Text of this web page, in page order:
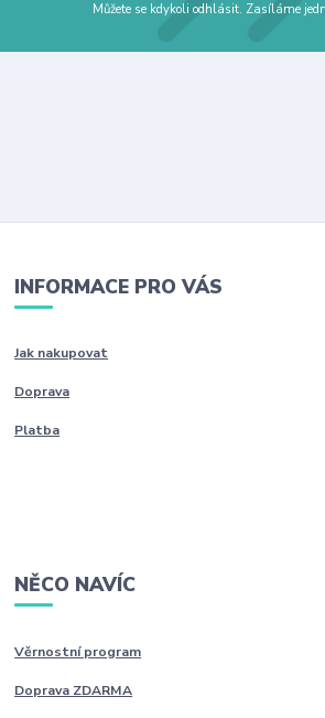
Můžete se kdykoli odhlásit. Zasíláme
INFORMACE PRO VÁS
Jak nakupovat
Doprava
Platba
NĚCO NAVÍC
Věrnostní program
Doprava ZDARMA